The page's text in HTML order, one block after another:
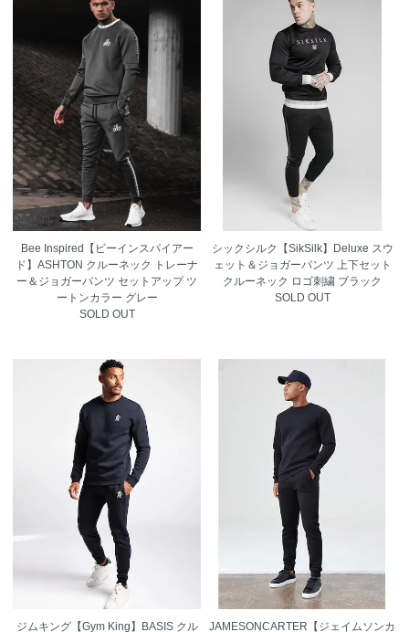
Bee Inspired【ビーインスパイアー
ド】ASHTON クルーネック トレーナ
ー＆ジョガーパンツ セットアップ ツ
ートンカラー グレー
SOLD OUT
シックシルク【SikSilk】Deluxe スウ
ェット＆ジョガーパンツ 上下セット
クルーネック ロゴ刺繍 ブラック
SOLD OUT
ジムキング【Gym King】BASIS クル JAMESONCARTER【ジェイムソンカ